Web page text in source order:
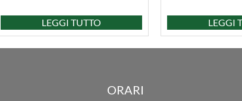
LEGGI TUTTO LEGGI
ORARI